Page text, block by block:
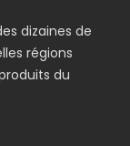
dizaines de
régions
du